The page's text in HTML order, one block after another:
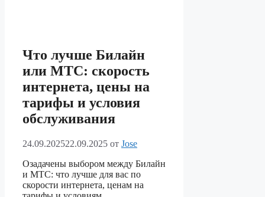
Что лучше Билайн
или МТС: скорость
интернета, цены на
тарифы и условия
обслуживания
24.09.202522.09.2025 от Jose
Озадачены выбором между Билайн
и МТС: что лучше для вас по
скорости интернета, ценам на